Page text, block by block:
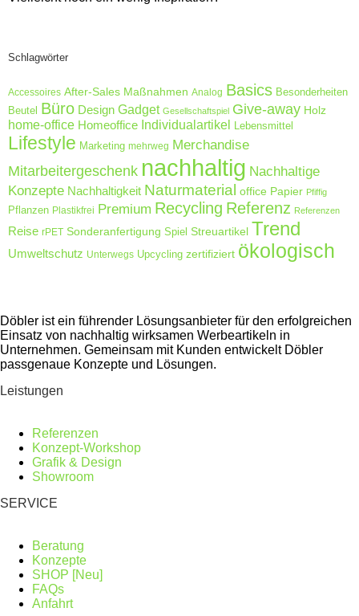
Schlagwörter
Accessoires After-Sales Maßnahmen Analog Basics Besonderheiten
Beutel Büro Design Gadget Gesellschaftspiel Give-away Holz
home-office Homeoffice Individualartikel Lebensmittel
Lifestyle Marketing mehrweg Merchandise
Mitarbeitergeschenk nachhaltig Nachhaltige
Konzepte Nachhaltigkeit Naturmaterial office Papier Pfiffig
Pflanzen Plastikfrei Premium Recycling Referenz Referenzen
Reise rPET Sonderanfertigung Spiel Streuartikel Trend
Umweltschutz Unterwegs Upcycling zertifiziert ökologisch
Döbler ist ein führender Lösungsanbieter für den erfolgreichen
Einsatz von nachhaltig wirksamen Werbeartikeln in
Unternehmen. Gemeinsam mit Kunden entwickelt Döbler
passgenaue Konzepte und Lösungen.
Leistungen
Referenzen
Konzept-Workshop
Grafik & Design
Showroom
SERVICE
Beratung
Konzepte
SHOP [Neu]
FAQs
Anfahrt